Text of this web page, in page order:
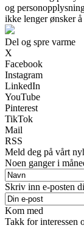
og
ikke lenger ønsker å
Del og spre varme
X
Facebook
Instagram
LinkedIn
YouTube
Pinterest
TikTok
Mail
RSS
Meld deg på vårt
Noen ganger i
Skriv inn e-posten
Kom med
Takk for interessen